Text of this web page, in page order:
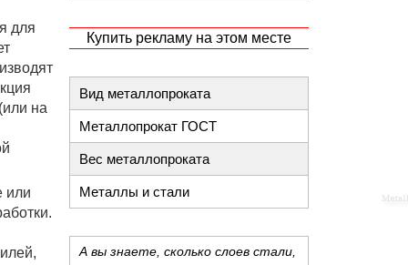
для
на
или
Купить рекламу на этом месте
Вид металлопроката
Металлопрокат ГОСТ
Вес металлопроката
Металлы и стали
А вы знаете, сколько слоев стали,